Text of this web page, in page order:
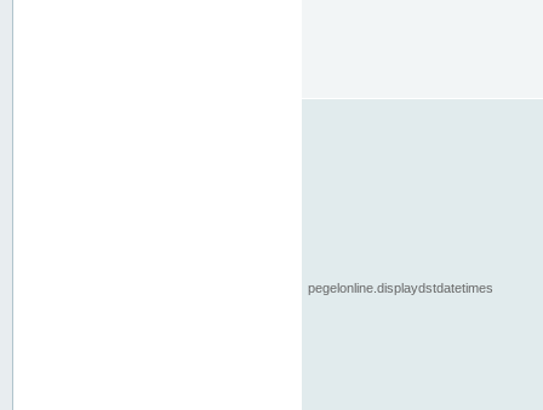
pegelonline.displaydstdatetimes